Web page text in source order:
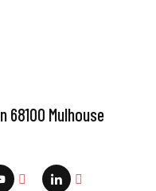
68100 Mulhouse